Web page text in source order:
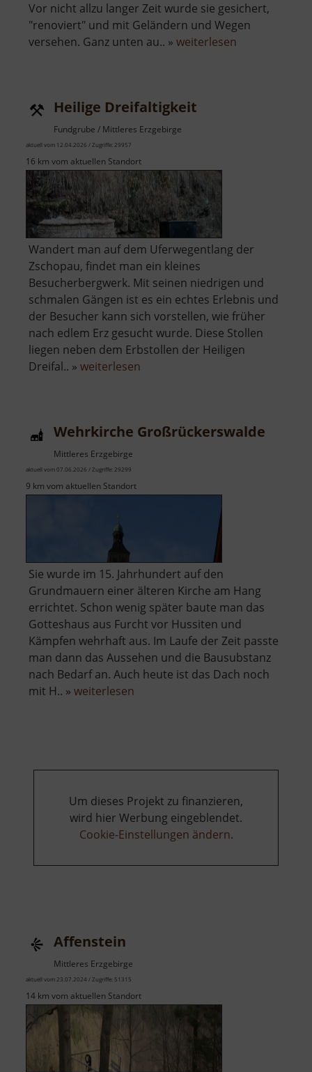
Vor nicht allzu langer Zeit wurde sie gesichert,
"renoviert" und mit Geländern und Wegen
versehen. Ganz unten au.. » weiterlesen
Heilige Dreifaltigkeit
Fundgrube / Mittleres Erzgebirge
aktuell vom 12.04.2026 / Zugriffe: 29957
16 km vom aktuellen Standort
Wandert man auf dem Uferwegentlang der
Zschopau, findet man ein kleines
Besucherbergwerk. Mit seinen niedrigen und
schmalen Gängen ist es ein echtes Erlebnis und
der Besucher kann sich vorstellen, wie früher
nach edlem Erz gesucht wurde. Diese Stollen
liegen neben dem Erbstollen der Heiligen
Dreifal.. » weiterlesen
Wehrkirche Großrückerswalde
Mittleres Erzgebirge
aktuell vom 07.06.2026 / Zugriffe: 29299
9 km vom aktuellen Standort
Sie wurde im 15. Jahrhundert auf den
Grundmauern einer älteren Kirche am Hang
errichtet. Schon wenig später baute man das
Gotteshaus aus Furcht vor Hussiten und
Kämpfen wehrhaft aus. Im Laufe der Zeit passte
man dann das Aussehen und die Bausubstanz
nach Bedarf an. Auch heute ist das Dach noch
mit H.. » weiterlesen
Um dieses Projekt zu finanzieren,
wird hier Werbung eingeblendet.
Cookie-Einstellungen ändern.
Affenstein
Mittleres Erzgebirge
aktuell vom 23.07.2024 / Zugriffe: 51315
14 km vom aktuellen Standort